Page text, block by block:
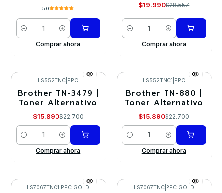
5.0
Cantidad
Comprar ahora
$19.990$28.557
Cantidad
Comprar ahora
-30%
LS552TNC PPC
Brother TN-3479 |
Toner Alternativo
$15.890$22.700
Cantidad
Comprar ahora
-30%
LS552TNC1 PPC
Brother TN-880 |
Toner Alternativo
$15.890$22.700
Cantidad
Comprar ahora
LS7067TNC1 PPC GOLD LS7067TNC| PPC GOLD